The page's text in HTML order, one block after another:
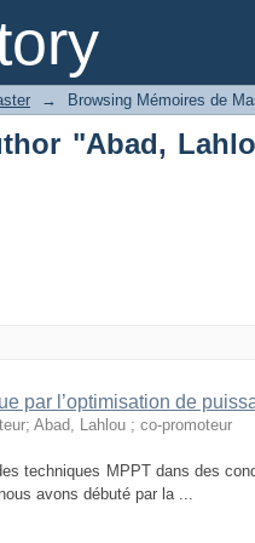
"Abad,
→ Browsing Mémoires de
"Abad,
par l’optimisation de
; Abad, Lahlou ; co-promoteur
techniques MPPT dans des
avons débuté par la ...